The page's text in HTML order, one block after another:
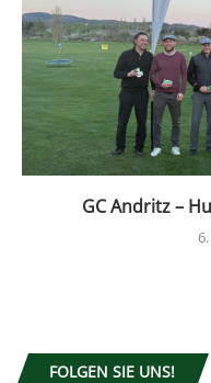
GC Andritz –
FOLGEN SIE UNS!